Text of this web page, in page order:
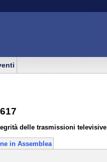
delle trasmissioni televisive
in Assemblea